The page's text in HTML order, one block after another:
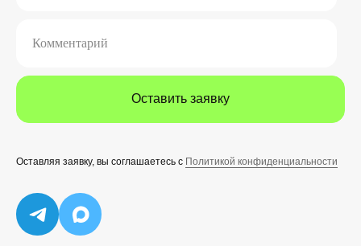
Комментарий
Оставить заявку
Оставляя заявку, вы соглашаетесь с Политикой конфиденциальности